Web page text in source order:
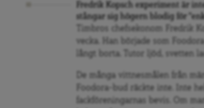
Fredrik Kopsch experiment är
stångar sig högern blodig för
Timbros chefsekonom Fredrik
vecka. Han började som
långt borta. Tutor ljöd, svetten
De m ånga vittnesm len fr ån
Foodora-bud räckte inte. Inte
fackföreningarnas bevis. Om